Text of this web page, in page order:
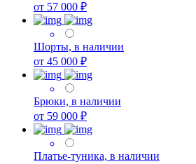
от 57 000 ₽
Шорты, в наличии
от 45 000 ₽
Брюки, в наличии
от 59 000 ₽
Платье-туника, в наличии